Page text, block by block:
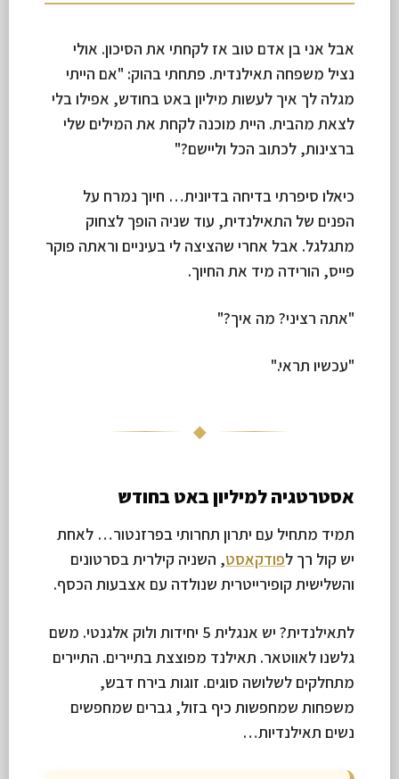
אבל אני בן אדם טוב אז לקחתי את הסיכון. אולי
נציל משפחה תאילנדית. פתחתי בהוק: "אם הייתי
מגלה לך איך לעשות מיליון באט בחודש, אפילו בלי
לצאת מהבית. היית מוכנה לקחת את המילים שלי
ברצינות, לכתוב הכל וליישם?"
כיאלו סיפרתי בדיחה בדיונית… חיוך נמרח על
הפנים של התאילנדית, עוד שניה הופך לצחוק
מתגלגל. אבל אחרי שהציצה לי בעיניים וראתה פוקר
פייס, הורידה מיד את החיוך.
"אתה רציני? מה איך?"
"עכשיו תראי."
◆
אסטרטגיה למיליון באט בחודש
תמיד מתחיל עם יתרון תחרותי בפרזנטור… לאחת
יש קול רך לפודקאסט, השניה קילרית בסרטונים
והשלישית קופירייטרית שנולדה עם אצבעות הכסף.
לתאילנדית? יש אנגלית 5 יחידות ולוק אלגנטי. משם
גלשנו לאווטאר. תאילנד מפוצצת בתיירים. התיירים
מתחלקים לשלושה סוגים. זוגות בירח דבש,
משפחות שמחפשות כיף בזול, גברים שמחפשים
נשים תאילנדיות…